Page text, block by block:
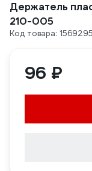
Держатель
210-005
Код товара:
96 ₽